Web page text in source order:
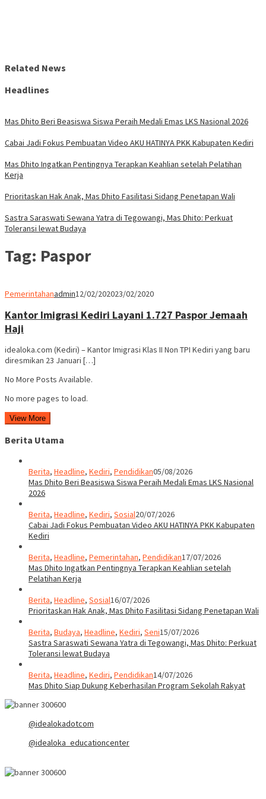
Related News
Headlines
Mas Dhito Beri Beasiswa Siswa Peraih Medali Emas LKS Nasional 2026
Cabai Jadi Fokus Pembuatan Video AKU HATINYA PKK Kabupaten Kediri
Mas Dhito Ingatkan Pentingnya Terapkan Keahlian setelah Pelatihan
Kerja
Prioritaskan Hak Anak, Mas Dhito Fasilitasi Sidang Penetapan Wali
Sastra Saraswati Sewana Yatra di Tegowangi, Mas Dhito: Perkuat
Toleransi lewat Budaya
Tag: Paspor
Pemerintahanadmin12/02/202023/02/2020
Kantor Imigrasi Kediri Layani 1.727 Paspor Jemaah
Haji
idealoka.com (Kediri) – Kantor Imigrasi Klas II Non TPI Kediri yang baru
diresmikan 23 Januari […]
No More Posts Available.
No more pages to load.
View More
Berita Utama
Berita, Headline, Kediri, Pendidikan05/08/2026
Mas Dhito Beri Beasiswa Siswa Peraih Medali Emas LKS Nasional
2026
Berita, Headline, Kediri, Sosial20/07/2026
Cabai Jadi Fokus Pembuatan Video AKU HATINYA PKK Kabupaten
Kediri
Berita, Headline, Pemerintahan, Pendidikan17/07/2026
Mas Dhito Ingatkan Pentingnya Terapkan Keahlian setelah
Pelatihan Kerja
Berita, Headline, Sosial16/07/2026
Prioritaskan Hak Anak, Mas Dhito Fasilitasi Sidang Penetapan Wali
Berita, Budaya, Headline, Kediri, Seni15/07/2026
Sastra Saraswati Sewana Yatra di Tegowangi, Mas Dhito: Perkuat
Toleransi lewat Budaya
Berita, Headline, Kediri, Pendidikan14/07/2026
Mas Dhito Siap Dukung Keberhasilan Program Sekolah Rakyat
@idealokadotcom
@idealoka_educationcenter